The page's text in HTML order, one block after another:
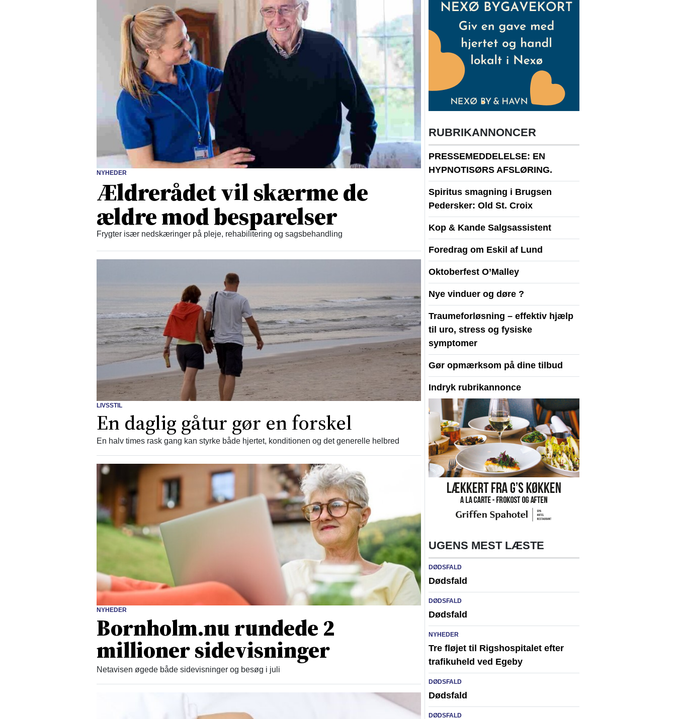
NYHEDER
Ældrerådet vil skærme de
ældre mod besparelser
Frygter især nedskæringer på pleje, rehabilitering og sagsbehandling
LIVSSTIL
En daglig gåtur gør en forskel
En halv times rask gang kan styrke både hjertet, konditionen og det generelle helbred
NYHEDER
Bornholm.nu rundede 2
millioner sidevisninger
Netavisen øgede både sidevisninger og besøg i juli
RUBRIKANNONCER
PRESSEMEDDELELSE: EN
HYPNOTISØRS AFSLØRING.
Spiritus smagning i Brugsen
Pedersker: Old St. Croix
Kop & Kande Salgsassistent
Foredrag om Eskil af Lund
Oktoberfest O’Malley
Nye vinduer og døre ?
Traumeforløsning – effektiv hjælp
til uro, stress og fysiske
symptomer
Gør opmærksom på dine tilbud
Indryk rubrikannonce
UGENS MEST LÆSTE
DØDSFALD
Dødsfald
DØDSFALD
Dødsfald
NYHEDER
Tre fløjet til Rigshospitalet efter
trafikuheld ved Egeby
DØDSFALD
Dødsfald
DØDSFALD